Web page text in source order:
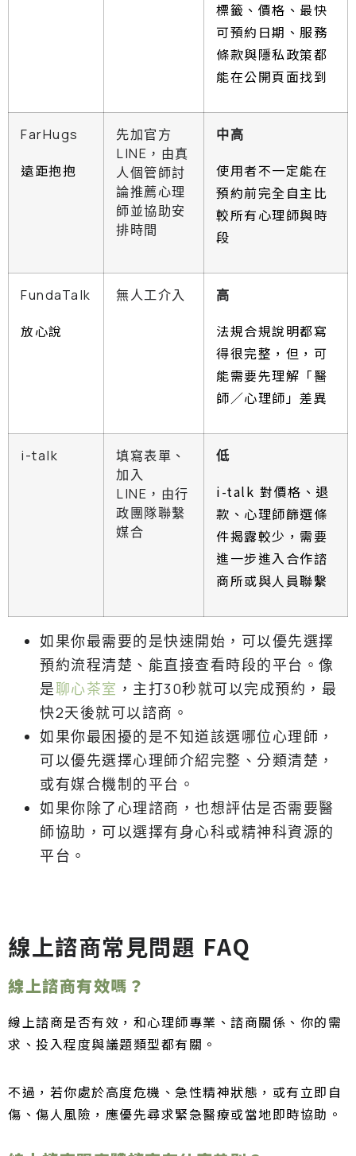
標籤、價格、最快
可預約日期、服務
條款與隱私政策都
能在公開頁面找到
FarHugs
遠距抱抱
先加官方
LINE，由真
人個管師討
論推薦心理
師並協助安
排時間
中高
使用者不一定能在
預約前完全自主比
較所有心理師與時
段
FundaTalk
放心說
無人工介入 高
法規合規說明都寫
得很完整，但，可
能需要先理解「醫
師／心理師」差異
i-talk
填寫表單、
加入
LINE，由行
政團隊聯繫
媒合
低
i-talk 對價格、退
款、心理師篩選條
件揭露較少，需要
進一步進入合作諮
商所或與人員聯繫
如果你最需要的是快速開始，可以優先選擇
預約流程清楚、能直接查看時段的平台。像
是聊心茶室 ，主打30秒就可以完成預約，最
快2天後就可以諮商。
如果你最困擾的是不知道該選哪位心理師，
可以優先選擇心理師介紹完整、分類清楚，
或有媒合機制的平台。
如果你除了心理諮商，也想評估是否需要醫
師協助，可以選擇有身心科或精神科資源的
平台。
線上諮商常見問題 FAQ
線上諮商有效嗎？
線上諮商是否有效，和心理師專業、諮商關係、你的需
求、投入程度與議題類型都有關。
不過，若你處於高度危機、急性精神狀態，或有立即自
傷、傷人風險，應優先尋求緊急醫療或當地即時協助。